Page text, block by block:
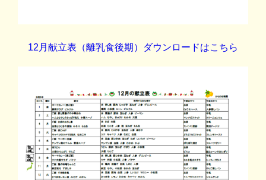
12月献立表（離乳食後期）ダウンロードはこちら